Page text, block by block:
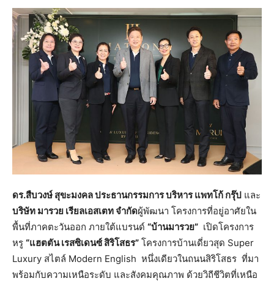
ดร.สืบวงษ์ สุขะมงคล ประธานกรรมการ บริหาร แพทโก้ กรุ๊ป และ
บริษัท มารวย เรียลเอสเตท จำกัดผู้พัฒนา โครงการที่อยู่อาศัยใน
พื้นที่ภาคตะวันออก ภายใต้แบรนด์ “บ้านมารวย” เปิดโครงการ
หรู “แฮตตัน เรสซิเดนซ์ สิริโสธร” โครงการบ้านเดี่ยวสุด Super
Luxury สไตล์ Modern English หนึ่งเดียวในถนนสิริโสธร ที่มา
พร้อมกับความเหนือระดับ และสังคมคุณภาพ ด้วยวิถีชีวิตที่เหนือ